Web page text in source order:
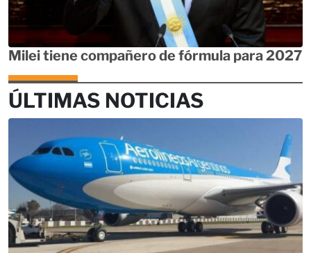
Milei tiene compañero de fórmula para 2027
ÚLTIMAS NOTICIAS